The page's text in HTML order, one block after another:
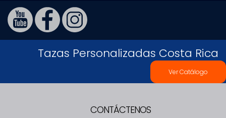
Tazas Personalizadas Costa Rica
Ver Catálogo
CONTÁCTENOS